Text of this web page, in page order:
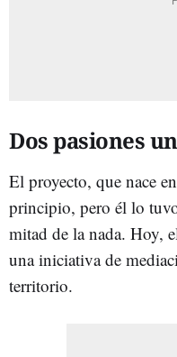
Dos pasiones
El proyecto, que nace en
principio, pero él lo
mitad de la nada. Hoy,
una iniciativa de
territorio.